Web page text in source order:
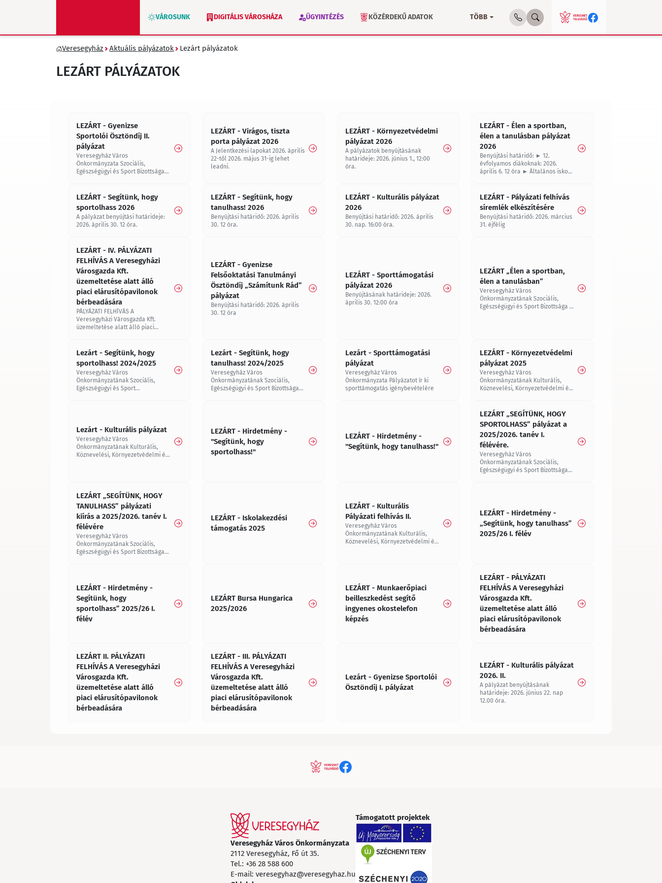
VÁROSUNK DIGITÁLIS VÁROSHÁZA ÜGYINTÉZÉS KÖZÉRDEKŰ ADATOK
ZÖLD VERESEGYHÁZ
TÖBB
Veresegyház Aktuális pályázatok Lezárt pályázatok
LEZÁRT PÁLYÁZATOK
LEZÁRT - Gyenizse
Sportolói Ösztöndíj II.
pályázat
Veresegyház Város
Önkormányzata Szociális,
Egészségügyi és Sport Bizottsága
határidő: 2026. május 29. 12 óra
LEZÁRT - Virágos, tiszta
porta pályázat 2026
A Jelentkezési lapokat 2026. április
22-től 2026. május 31-ig lehet
leadni.
LEZÁRT - Környezetvédelmi
pályázat 2026
A pályázatok benyújtásának
határideje: 2026. június 1., 12:00
óra.
LEZÁRT - Élen a sportban,
élen a tanulásban pályázat
2026
Benyújtási határidő: ► 12.
évfolyamos diákoknak: 2026.
április 6. 12 óra ► Általános iskola
június 8. 12. óra
LEZÁRT - Segítünk, hogy
sportolhass 2026
A pályázat benyújtási határideje:
2026. április 30. 12 óra.
LEZÁRT - Segítünk, hogy
tanulhass! 2026
Benyújtási határidő: 2026. április
30. 12 óra.
LEZÁRT - Kulturális pályázat
2026
Benyújtási határidő: 2026. április
30. nap. 16:00 óra.
LEZÁRT - Pályázati felhívás
síremlék elkészítésére
Benyújtási határidő: 2026. március
31. éjfélig
LEZÁRT - IV. PÁLYÁZATI
FELHÍVÁS A Veresegyházi
Városgazda Kft.
üzemeltetése alatt álló
piaci elárusítópavilonok
bérbeadására
PÁLYÁZATI FELHÍVÁS A
Veresegyházi Városgazda Kft.
üzemeltetése alatt álló piaci
LEZÁRT - Gyenizse
Felsőoktatási Tanulmányi
Ösztöndíj „Számítunk Rád”
pályázat
Benyújtási határidő: 2026. április
30. 12 óra
LEZÁRT - Sporttámogatási
pályázat 2026
Benyújtásának határideje: 2026.
április 30. 12:00 óra
LEZÁRT „Élen a sportban,
élen a tanulásban”
Veresegyház Város
Önkormányzatának Szociális,
Egészségügyi és Sport Bizottsága a
Lezárt - Segítünk, hogy
sportolhass! 2024/2025
Veresegyház Város
Önkormányzatának Szociális,
Egészségügyi és Sport
Lezárt - Segítünk, hogy
tanulhass! 2024/2025
Veresegyház Város
Önkormányzatának Szociális,
Egészségügyi és Sport Bizottsága
tanév II. félévére.
Lezárt - Sporttámogatási
pályázat
Veresegyház Város
Önkormányzata Pályázatot ír ki
sporttámogatás igénybevételére
LEZÁRT - Környezetvédelmi
pályázat 2025
Veresegyház Város
Önkormányzatának Kulturális,
Köznevelési, Környezetvédelmi és
hirdet.
Lezárt - Kulturális pályázat
Veresegyház Város
Önkormányzatának Kulturális,
Köznevelési, Környezetvédelmi és
LEZÁRT - Hirdetmény -
"Segítünk, hogy
sportolhass!"
LEZÁRT - Hirdetmény -
"Segítünk, hogy tanulhass!"
LEZÁRT „SEGÍTÜNK, HOGY
SPORTOLHASS” pályázat a
2025/2026. tanév I.
félévére.
Veresegyház Város
Önkormányzatának Szociális,
Egészségügyi és Sport Bizottsága
LEZÁRT „SEGÍTÜNK, HOGY
TANULHASS” pályázati
kiírás a 2025/2026. tanév I.
félévére
Veresegyház Város
Önkormányzatának Szociális,
Egészségügyi és Sport Bizottsága
tanulók részére a 2025/2026.
tanév I. félévére
LEZÁRT - Iskolakezdési
támogatás 2025
LEZÁRT - Kulturális
Pályázati felhívás II.
Veresegyház Város
Önkormányzatának Kulturális,
Köznevelési, Környezetvédelmi és
LEZÁRT - Hirdetmény -
„Segítünk, hogy tanulhass”
2025/26 I. félév
LEZÁRT - Hirdetmény -
Segítünk, hogy
sportolhass” 2025/26 I.
félév
LEZÁRT Bursa Hungarica
2025/2026
LEZÁRT - Munkaerőpiaci
beilleszkedést segítő
ingyenes okostelefon
képzés
LEZÁRT - PÁLYÁZATI
FELHÍVÁS A Veresegyházi
Városgazda Kft.
üzemeltetése alatt álló
piaci elárusítópavilonok
bérbeadására
LEZÁRT II. PÁLYÁZATI
FELHÍVÁS A Veresegyházi
Városgazda Kft.
üzemeltetése alatt álló
piaci elárusítópavilonok
bérbeadására
LEZÁRT - III. PÁLYÁZATI
FELHÍVÁS A Veresegyházi
Városgazda Kft.
üzemeltetése alatt álló
piaci elárusítópavilonok
bérbeadására
Lezárt - Gyenizse Sportolói
Ösztöndíj I. pályázat
LEZÁRT - Kulturális pályázat
2026. II.
A pályázat benyújtásának
határideje: 2026. június 22. nap
12.00 óra.
Veresegyház Város Önkormányzata
2112 Veresegyház, Fő út 35.
Tel.: +36 28 588 600
E-mail: veresegyhaz@veresegyhaz.hu
Támogatott projektek